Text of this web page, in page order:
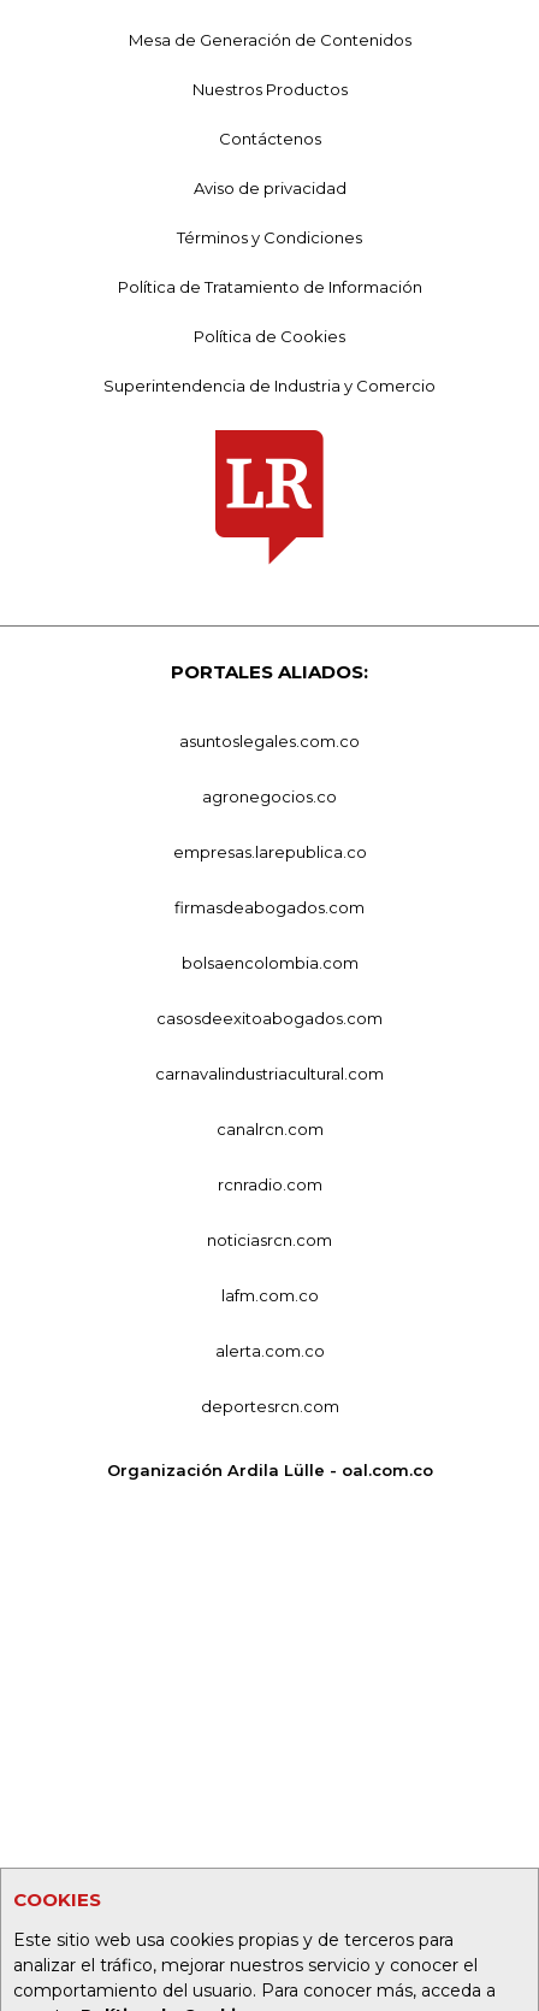
COOKIES
Este sitio web usa cookies propias y de terceros para
analizar el tráfico, mejorar nuestros servicio y conocer el
comportamiento del usuario. Para conocer más, acceda a
Mesa de Generación de Contenidos
Nuestros Productos
Contáctenos
Aviso de privacidad
Términos y Condiciones
Política de Tratamiento de Información
Política de Cookies
Superintendencia de Industria y Comercio
PORTALES ALIADOS:
asuntoslegales.com.co
agronegocios.co
empresas.larepublica.co
firmasdeabogados.com
bolsaencolombia.com
casosdeexitoabogados.com
carnavalindustriacultural.com
canalrcn.com
rcnradio.com
noticiasrcn.com
lafm.com.co
alerta.com.co
deportesrcn.com
Organización Ardila Lülle - oal.com.co